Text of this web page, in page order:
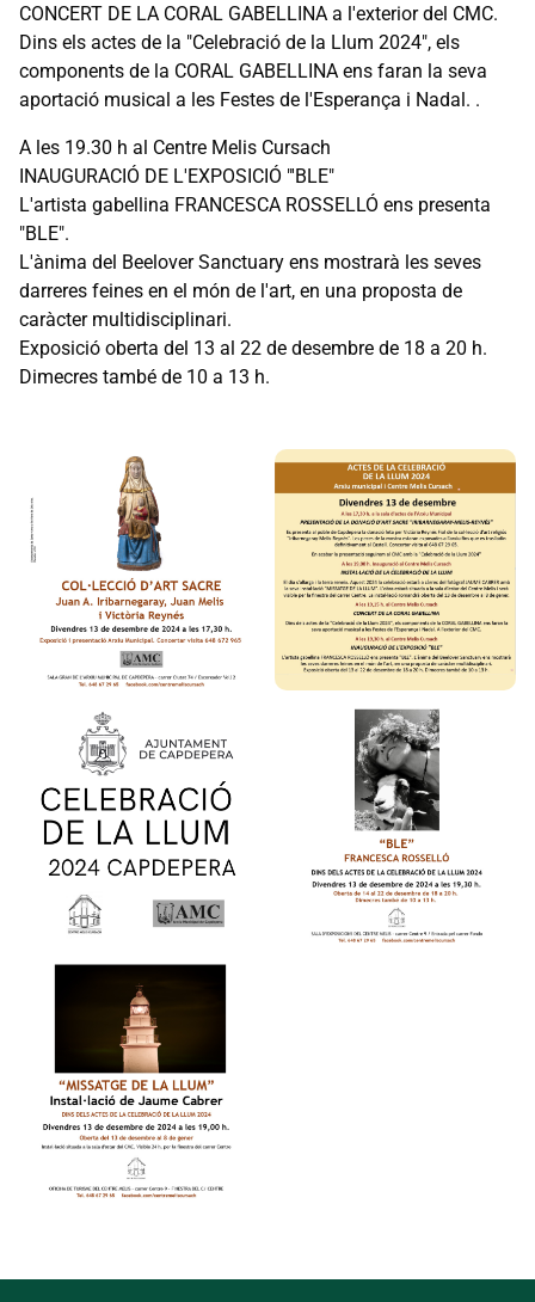
CONCERT DE LA CORAL GABELLINA a l'exterior del CMC.
Dins els actes de la "Celebració de la Llum 2024", els
components de la CORAL GABELLINA ens faran la seva
aportació musical a les Festes de l'Esperança i Nadal. .
A les 19.30 h al Centre Melis Cursach
INAUGURACIÓ DE L'EXPOSICIÓ "'BLE"
L'artista gabellina FRANCESCA ROSSELLÓ ens presenta
"BLE".
L'ànima del Beelover Sanctuary ens mostrarà les seves
darreres feines en el món de l'art, en una proposta de
caràcter multidisciplinari.
Exposició oberta del 13 al 22 de desembre de 18 a 20 h.
Dimecres també de 10 a 13 h.